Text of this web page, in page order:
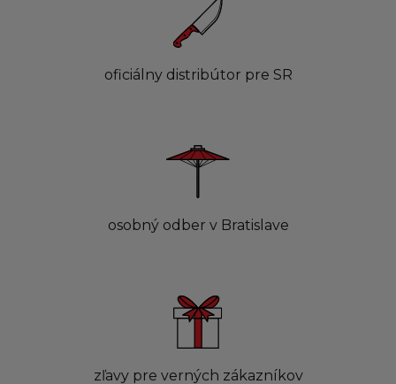
oficiálny distribútor pre SR
osobný odber v Bratislave
zľavy pre verných zákazníkov